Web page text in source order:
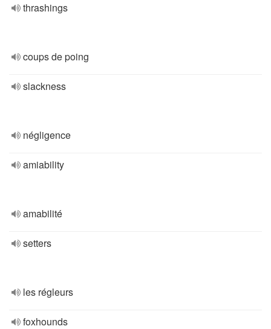
thrashings
coups de poing
slackness
négligence
amiability
amabilité
setters
les régleurs
foxhounds